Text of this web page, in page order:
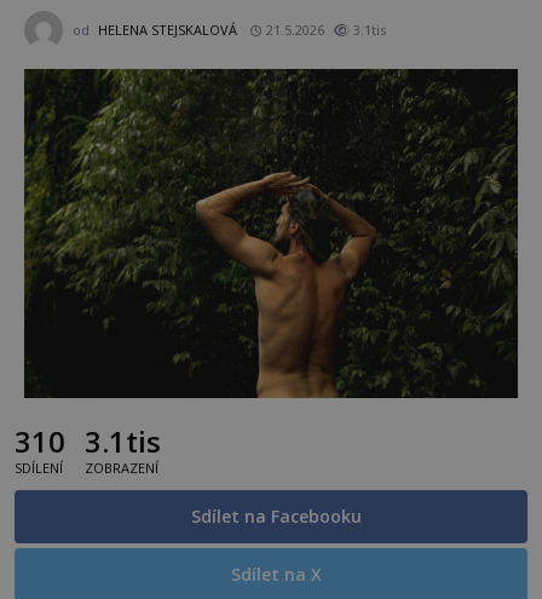
od HELENA STEJSKALOVÁ 21.5.2026 3.1tis
310
SDÍLENÍ
3.1tis
ZOBRAZENÍ
Sdílet na Facebooku
Sdílet na X